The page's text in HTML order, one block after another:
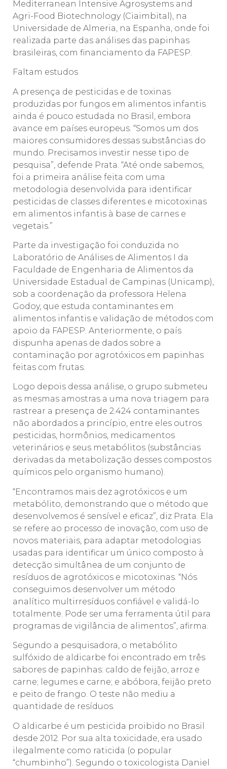
Mediterranean Intensive Agrosystems and
Agri-Food Biotechnology (Ciaimbital), na
Universidade de Almeria, na Espanha, onde foi
realizada parte das análises das papinhas
brasileiras, com financiamento da FAPESP.
Faltam estudos
A presença de pesticidas e de toxinas
produzidas por fungos em alimentos infantis
ainda é pouco estudada no Brasil, embora
avance em países europeus. “Somos um dos
maiores consumidores dessas substâncias do
mundo. Precisamos investir nesse tipo de
pesquisa”, defende Prata. “Até onde sabemos,
foi a primeira análise feita com uma
metodologia desenvolvida para identificar
pesticidas de classes diferentes e micotoxinas
em alimentos infantis à base de carnes e
vegetais.”
Parte da investigação foi conduzida no
Laboratório de Análises de Alimentos I da
Faculdade de Engenharia de Alimentos da
Universidade Estadual de Campinas (Unicamp),
sob a coordenação da professora Helena
Godoy, que estuda contaminantes em
alimentos infantis e validação de métodos com
apoio da FAPESP. Anteriormente, o país
dispunha apenas de dados sobre a
contaminação por agrotóxicos em papinhas
feitas com frutas.
Logo depois dessa análise, o grupo submeteu
as mesmas amostras a uma nova triagem para
rastrear a presença de 2.424 contaminantes
não abordados a princípio, entre eles outros
pesticidas, hormônios, medicamentos
veterinários e seus metabólitos (substâncias
derivadas da metabolização desses compostos
químicos pelo organismo humano).
“Encontramos mais dez agrotóxicos e um
metabólito, demonstrando que o método que
desenvolvemos é sensível e eficaz”, diz Prata. Ela
se refere ao processo de inovação, com uso de
novos materiais, para adaptar metodologias
usadas para identificar um único composto à
detecção simultânea de um conjunto de
resíduos de agrotóxicos e micotoxinas. “Nós
conseguimos desenvolver um método
analítico multirresíduos confiável e validá-lo
totalmente. Pode ser uma ferramenta útil para
programas de vigilância de alimentos”, afirma.
Segundo a pesquisadora, o metabólito
sulfóxido de aldicarbe foi encontrado em três
sabores de papinhas: caldo de feijão, arroz e
carne; legumes e carne; e abóbora, feijão preto
e peito de frango. O teste não mediu a
quantidade de resíduos.
O aldicarbe é um pesticida proibido no Brasil
desde 2012. Por sua alta toxicidade, era usado
ilegalmente como raticida (o popular
“chumbinho”). Segundo o toxicologista Daniel